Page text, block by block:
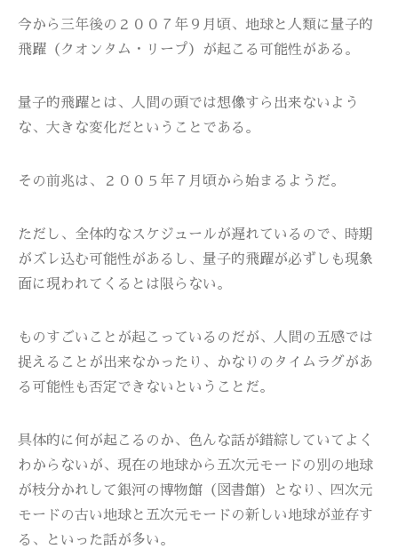
今から三年後の２００７年９月頃、地球と人類に量子的
飛躍（クオンタム・リープ）が起こる可能性がある。
量子的飛躍とは、人間の頭では想像すら出来ないよう
な、大きな変化だということである。
その前兆は、２００５年７月頃から始まるようだ。
ただし、全体的なスケジュールが遅れているので、時期
がズレ込む可能性があるし、量子的飛躍が必ずしも現象
面に現われてくるとは限らない。
ものすごいことが起こっているのだが、人間の五感では
捉えることが出来なかったり、かなりのタイムラグがあ
る可能性も否定できないということだ。
具体的に何が起こるのか、色んな話が錯綜していてよく
わからないが、現在の地球から五次元モードの別の地球
が枝分かれして銀河の博物館（図書館）となり、四次元
モードの古い地球と五次元モードの新しい地球が並存す
る、といった話が多い。